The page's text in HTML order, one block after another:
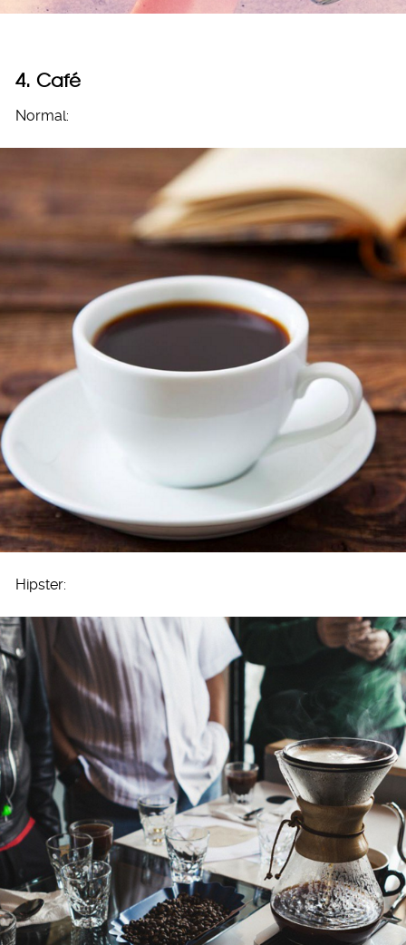
4. Café
Normal:
Hipster: